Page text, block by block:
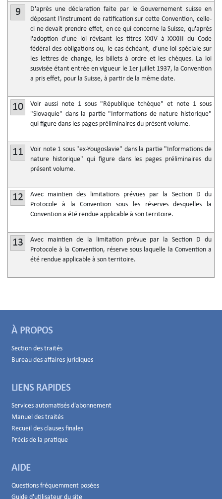
9
D'après une déclaration faite par le Gouvernement suisse en
déposant l'instrument de ratification sur cette Convention, celle-
ci ne devait prendre effet, en ce qui concerne la Suisse, qu'après
l'adoption d'une loi révisant les titres XXIV à XXXIII du Code
fédéral des obligations ou, le cas échéant, d'une loi spéciale sur
les lettres de change, les billets à ordre et les chèques. La loi
susvisée étant entrée en vigueur le 1er juillet 1937, la Convention
a pris effet, pour la Suisse, à partir de la même date.
10
Voir aussi note 1 sous "République tchèque" et note 1 sous
"Slovaquie" dans la partie "Informations de nature historique"
qui figure dans les pages préliminaires du présent volume.
11
Voir note 1 sous "ex-Yougoslavie" dans la partie "Informations de
nature historique" qui figure dans les pages préliminaires du
présent volume.
12
Avec maintien des limitations prévues par la Section D du
Protocole à la Convention sous les réserves desquelles la
Convention a été rendue applicable à son territoire.
13
Avec maintien de la limitation prévue par la Section D du
Protocole à la Convention, réserve sous laquelle la Convention a
été rendue applicable à son territoire.
À PROPOS
Section des traités
Bureau des affaires juridiques
LIENS RAPIDES
Services automatisés d'abonnement
Manuel des traités
Recueil des clauses finales
Précis de la pratique
AIDE
Questions fréquemment posées
Guide d'utilisateur du site